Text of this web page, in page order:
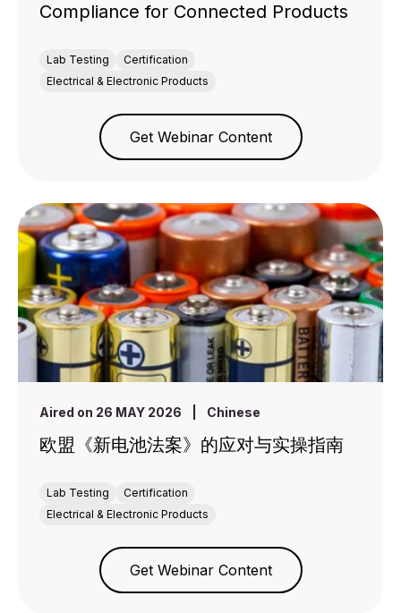
Compliance for Connected Products
Lab Testing
Certification
Electrical & Electronic Products
Get Webinar Content
Aired on 26 MAY 2026 Chinese
欧盟《新电池法案》的应对与实操指南
Lab Testing
Certification
Electrical & Electronic Products
Get Webinar Content